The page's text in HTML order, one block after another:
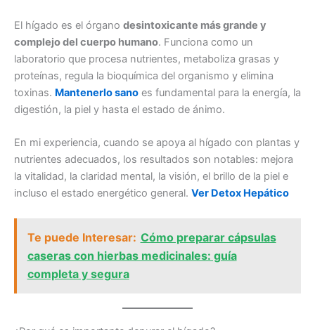
El hígado es el órgano desintoxicante más grande y
complejo del cuerpo humano. Funciona como un
laboratorio que procesa nutrientes, metaboliza grasas y
proteínas, regula la bioquímica del organismo y elimina
toxinas. Mantenerlo sano es fundamental para la energía, la
digestión, la piel y hasta el estado de ánimo.
En mi experiencia, cuando se apoya al hígado con plantas y
nutrientes adecuados, los resultados son notables: mejora
la vitalidad, la claridad mental, la visión, el brillo de la piel e
incluso el estado energético general. Ver Detox Hepático
Te puede Interesar: Cómo preparar cápsulas
caseras con hierbas medicinales: guía
completa y segura